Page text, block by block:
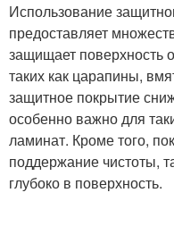
Использование
предоставляет
защищает поверхность
таких как царапины,
защитное покрытие
особенно важно для
ламинат. Кроме того,
поддержание чистоты,
глубоко в поверхность.